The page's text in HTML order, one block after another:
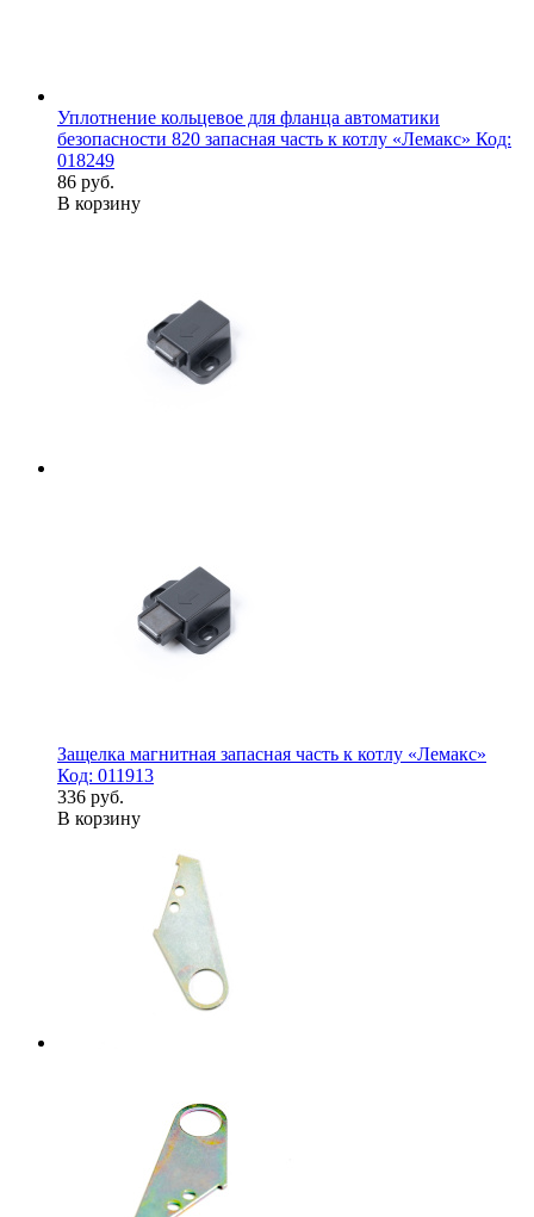
Уплотнение кольцевое для фланца автоматики
безопасности 820 запасная часть к котлу «Лемакс» Код:
018249
86 руб.
В корзину
Защелка магнитная запасная часть к котлу «Лемакс»
Код: 011913
336 руб.
В корзину